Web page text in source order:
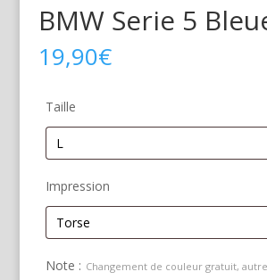
BMW Serie 5
19,90€
Taille
Impression
Note : Changement de couleur gratuit,